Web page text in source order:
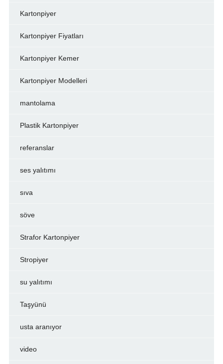
Kartonpiyer
Kartonpiyer Fiyatları
Kartonpiyer Kemer
Kartonpiyer Modelleri
mantolama
Plastik Kartonpiyer
referanslar
ses yalıtımı
sıva
söve
Strafor Kartonpiyer
Stropiyer
su yalıtımı
Taşyünü
usta aranıyor
video